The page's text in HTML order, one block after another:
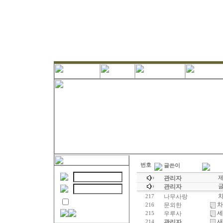
번호 글쓴이
관리자
관리자
217 나무사랑
216 문외한
215 우루사
214